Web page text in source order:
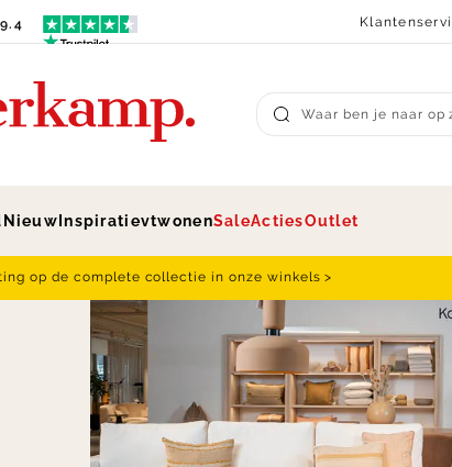
9.4
Submit search
Nieuw InspiratievtwonenSaleActiesOutlet
op de complete collectie in onze winkels >